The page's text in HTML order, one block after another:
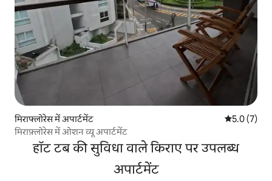
मिराफ्लोरेस में अपार्टमेंट औसत रेटिंग 5
5.0 (7)
मिराफ़्लोरेस में ओशन व्यू अपार्टमेंट
हॉट टब की सुविधा वाले किराए पर उपलब्ध
अपार्टमेंट